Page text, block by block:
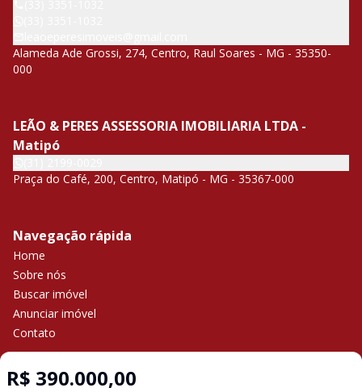
R$ 390.000,00
Alameda Ade Grossi, 274, Centro, Raul Soares - MG - 35350-
000
LEÃO & PERES ASSESSORIA IMOBILIARIA LTDA -
Matipó
Praça do Café, 200, Centro, Matipó - MG - 35367-000
Navegação rápida
Home
Sobre nós
Buscar imóvel
Anunciar imóvel
Contato